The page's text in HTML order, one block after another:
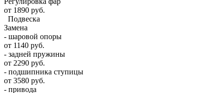
от 1890 руб.
Подвеска
Замена
- шаровой опоры
от 1140 руб.
- задней пружины
от 2290 руб.
- подшипника ступицы
от 3580 руб.
- привода